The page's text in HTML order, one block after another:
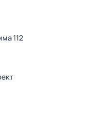
112